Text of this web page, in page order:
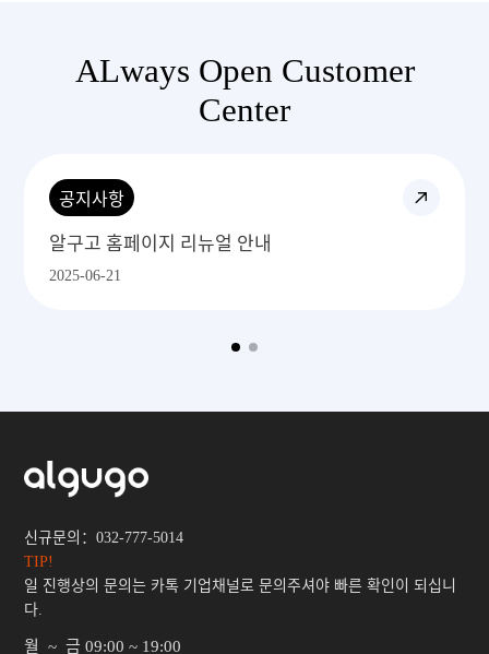
ALways Open Customer
Center
공지사항
알구고 1688주문 프로세스
2025-06-29
신규문의：032-777-5014
TIP!
일 진행상의 문의는 카톡 기업채널로 문의주셔야 빠른 확인이 되십니
다.
월 ~ 금 09:00 ~ 19:00